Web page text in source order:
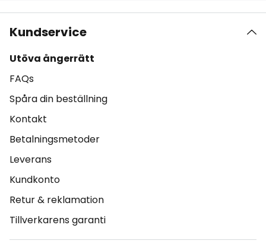
Kundservice
Utöva ångerrätt
FAQs
Spåra din beställning
Kontakt
Betalningsmetoder
Leverans
Kundkonto
Retur & reklamation
Tillverkarens garanti